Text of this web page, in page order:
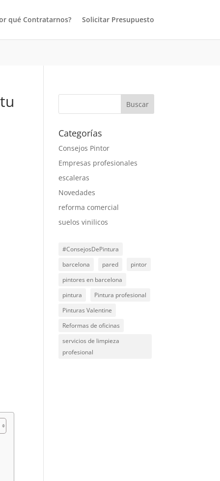
qué Contratarnos? Solicitar Presupuesto
Categorías
Consejos Pintor
Empresas profesionales
escaleras
Novedades
reforma comercial
suelos vinilicos
#ConsejosDePintura
barcelona
pared
pintor
pintores en barcelona
pintura
Pintura profesional
Pinturas Valentine
Reformas de oficinas
servicios de limpieza
profesional